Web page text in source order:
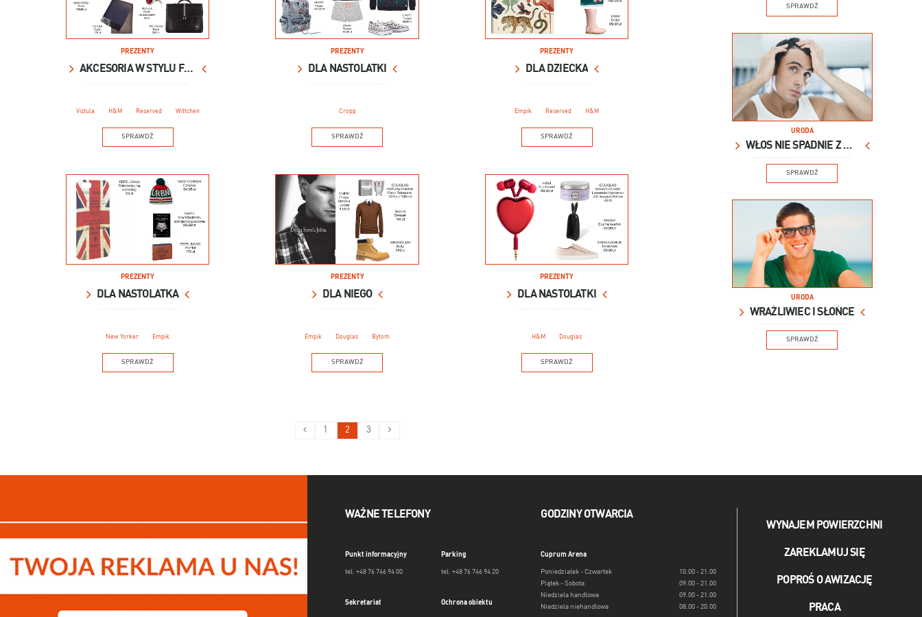
PREZENTY
AKCESORIA W STYLU FORMALNYM
Vistula H&M Reserved Wittchen
SPRAWDŹ
PREZENTY
DLA NASTOLATKI
Cropp
SPRAWDŹ
PREZENTY
DLA DZIECKA
Empik Reserved H&M
SPRAWDŹ
PREZENTY
DLA NASTOLATKA
New Yorker Empik
SPRAWDŹ
PREZENTY
DLA NIEGO
Empik Douglas Bytom
SPRAWDŹ
PREZENTY
DLA NASTOLATKI
H&M Douglas
SPRAWDŹ
1 2 3
SPRAWDŹ
URODA
WŁOS NIE SPADNIE Z GŁOWY
SPRAWDŹ
URODA
WRAŻLIWIEC I SŁOŃCE
SPRAWDŹ
WAŻNE TELEFONY
Punkt informacyjny
tel. +48 76 746 94 00
Parking
tel. +48 76 746 94 20
Sekretariat Ochrona obiektu
GODZINY OTWARCIA
Cuprum Arena
Poniedziałek - Czwartek
10.00 - 21.00
Piątek - Sobota
09.00 - 21.00
Niedziela handlowa
09.00 - 21.00
Niedziela niehandlowa
08.00 - 20.00
WYNAJEM POWIERZCHNI
ZAREKLAMUJ SIĘ
POPROŚ O AWIZACJĘ
PRACA